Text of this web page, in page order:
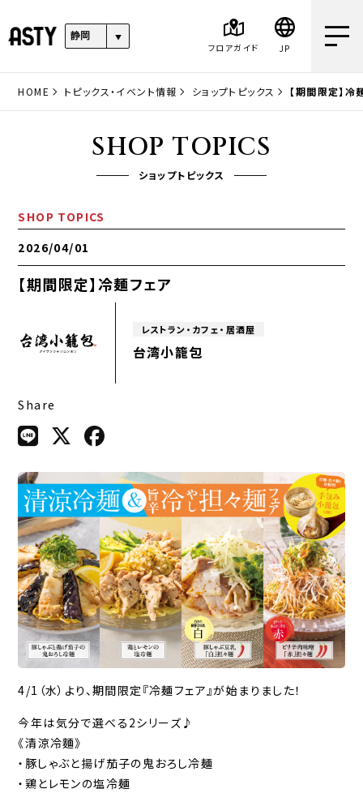
フロアガイド JP
HOME トピックス・イベント情報 ショップトピックス 【期間限定】冷
SHOP TOPICS
ショップトピックス
SHOP TOPICS
2026/04/01
【期間限定】冷麺フェア
レストラン・カフェ・居酒屋
台湾小籠包
Share
4/1（水）より、期間限定『冷麺フェア』が始まりました！
今年は気分で選べる2シリーズ♪
《清涼冷麵》
・豚しゃぶと揚げ茄子の鬼おろし冷麺
・鶏とレモンの塩冷麺